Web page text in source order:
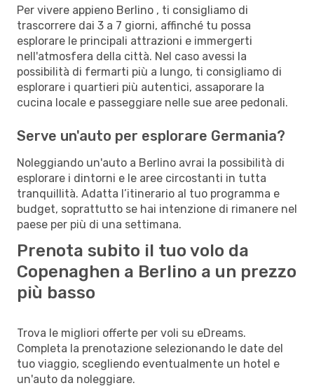
Per vivere appieno Berlino , ti consigliamo di
trascorrere dai 3 a 7 giorni, affinché tu possa
esplorare le principali attrazioni e immergerti
nell'atmosfera della città. Nel caso avessi la
possibilità di fermarti più a lungo, ti consigliamo di
esplorare i quartieri più autentici, assaporare la
cucina locale e passeggiare nelle sue aree pedonali.
Serve un'auto per esplorare Germania?
Noleggiando un'auto a Berlino avrai la possibilità di
esplorare i dintorni e le aree circostanti in tutta
tranquillità. Adatta l’itinerario al tuo programma e
budget, soprattutto se hai intenzione di rimanere nel
paese per più di una settimana.
Prenota subito il tuo volo da
Copenaghen a Berlino a un prezzo
più basso
Trova le migliori offerte per voli su eDreams.
Completa la prenotazione selezionando le date del
tuo viaggio, scegliendo eventualmente un hotel e
un'auto da noleggiare.